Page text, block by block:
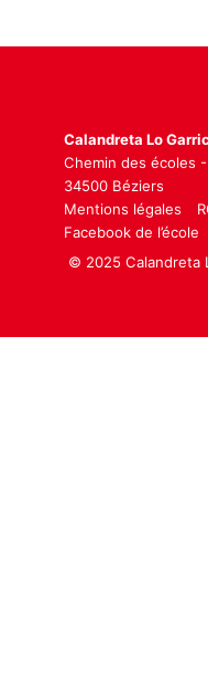
Calandreta Lo Garric
Chemin des écoles -
34500 Béziers
Mentions légales
Facebook de l’école
© 2025 Calandreta